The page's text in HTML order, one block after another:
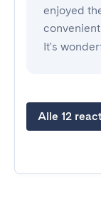
enjoyed
It's
Alle 12